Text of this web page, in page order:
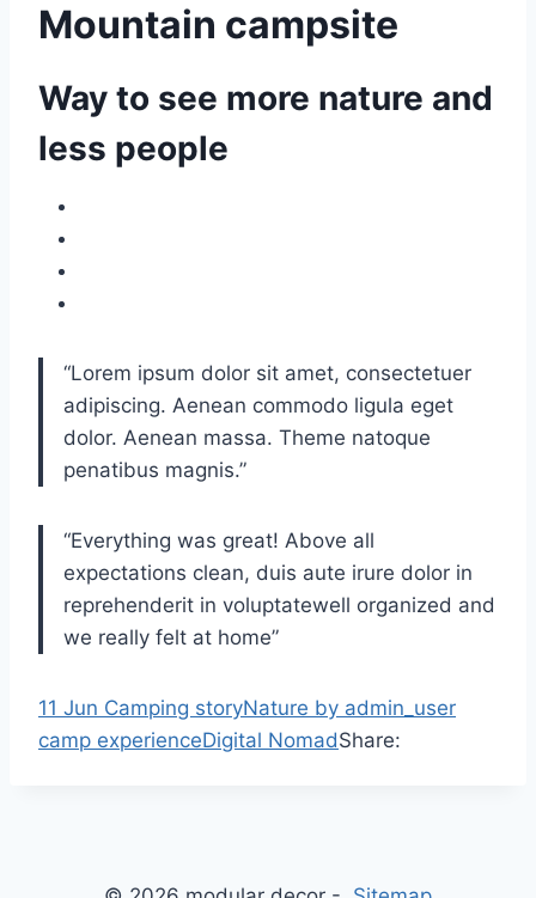
Mountain campsite
Way to see more nature and
less people
“Lorem ipsum dolor sit amet, consectetuer
adipiscing. Aenean commodo ligula eget
dolor. Aenean massa. Theme natoque
penatibus magnis.”
“Everything was great! Above all
expectations clean, duis aute irure dolor in
reprehenderit in voluptatewell organized and
we really felt at home”
11 Jun Camping storyNature by admin_user
camp experienceDigital NomadShare: